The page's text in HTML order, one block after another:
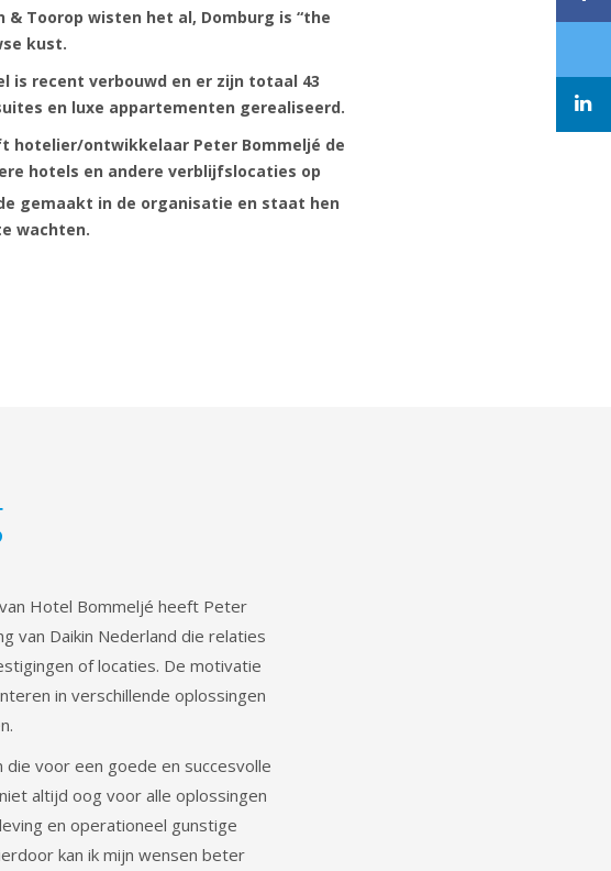
& Toorop wisten het al, Domburg is “the
kust.
is recent verbouwd en er zijn totaal 43
en luxe appartementen gerealiseerd.
hotelier/ontwikkelaar Peter Bommeljé de
hotels en andere verblijfslocaties op
gemaakt in de organisatie en staat hen
wachten.
Hotel Bommeljé heeft Peter
van Daikin Nederland die relaties
of locaties. De motivatie
in verschillende oplossingen
voor een goede en succesvolle
altijd oog voor alle oplossingen
en operationeel gunstige
kan ik mijn wensen beter